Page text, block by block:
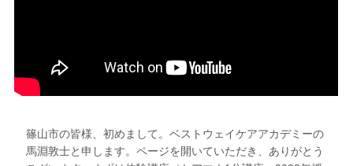
篠山市の皆様、初めまして。ベストウェイケアアカデミーの
馬淵敦士と申します。ページを開いていただき、ありがとう